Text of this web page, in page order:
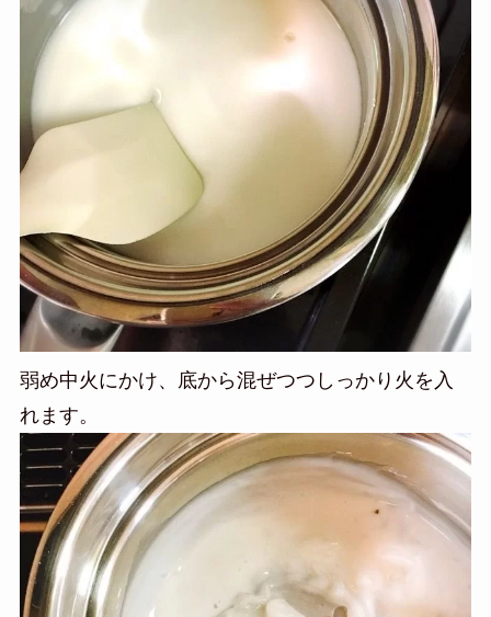
弱め中火にかけ、底から混ぜつつしっかり火を入
れます。